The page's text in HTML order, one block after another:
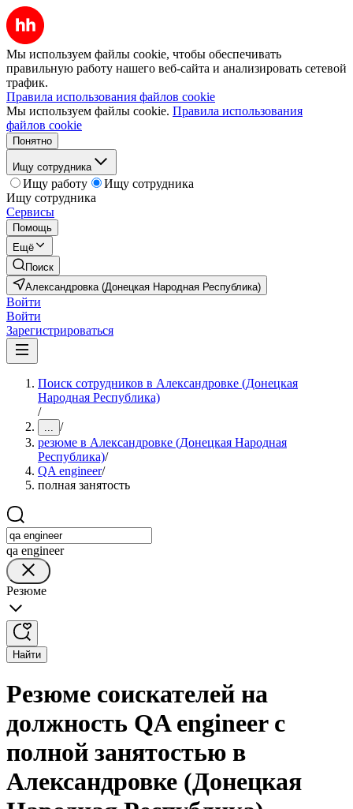
Мы используем файлы cookie, чтобы обеспечивать
правильную работу нашего веб-сайта и анализировать сетевой
трафик.
Правила использования файлов cookie
Мы используем файлы cookie. Правила использования
файлов cookie
Понятно
Ищу сотрудника
Ищу работу
Ищу сотрудника
Ищу сотрудника
Сервисы
Помощь
Ещё
Поиск
Александровка (Донецкая Народная Республика)
Войти
Войти
Зарегистрироваться
Поиск сотрудников в Александровке (Донецкая
Народная Республика)
/
... /
резюме в Александровке (Донецкая Народная
Республика)/
QA engineer/
полная занятость
qa engineer
Резюме
Найти
Резюме соискателей на
должность QA engineer с
полной занятостью в
Александровке (Донецкая